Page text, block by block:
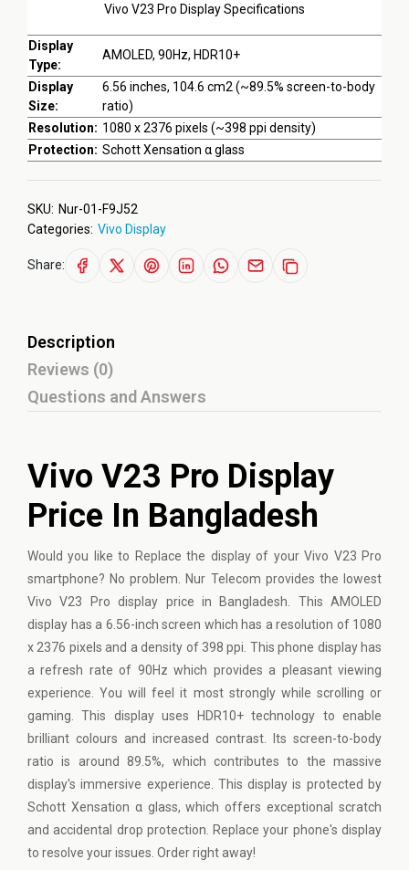
Vivo V23 Pro Display Specifications
Display
Type:
AMOLED, 90Hz, HDR10+
Display
Size:
6.56 inches, 104.6 cm2 (~89.5% screen-to-body
ratio)
Resolution: 1080 x 2376 pixels (~398 ppi density)
Protection: Schott Xensation α glass
SKU: Nur-01-F9J52
Categories: Vivo Display
Share:
Description
Reviews (0)
Questions and Answers
Vivo V23 Pro Display
Price In Bangladesh
Would you like to Replace the display of your Vivo V23 Pro
smartphone? No problem. Nur Telecom provides the lowest
Vivo V23 Pro display price in Bangladesh. This AMOLED
display has a 6.56-inch screen which has a resolution of 1080
x 2376 pixels and a density of 398 ppi. This phone display has
a refresh rate of 90Hz which provides a pleasant viewing
experience. You will feel it most strongly while scrolling or
gaming. This display uses HDR10+ technology to enable
brilliant colours and increased contrast. Its screen-to-body
ratio is around 89.5%, which contributes to the massive
display's immersive experience. This display is protected by
Schott Xensation α glass, which offers exceptional scratch
and accidental drop protection. Replace your phone's display
to resolve your issues. Order right away!